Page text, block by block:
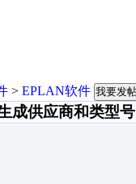
> EPLAN软件 我要发
成供应商和类型号